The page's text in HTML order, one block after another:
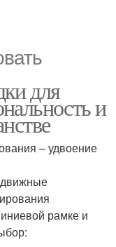
для
и
– удвоение
рамке и